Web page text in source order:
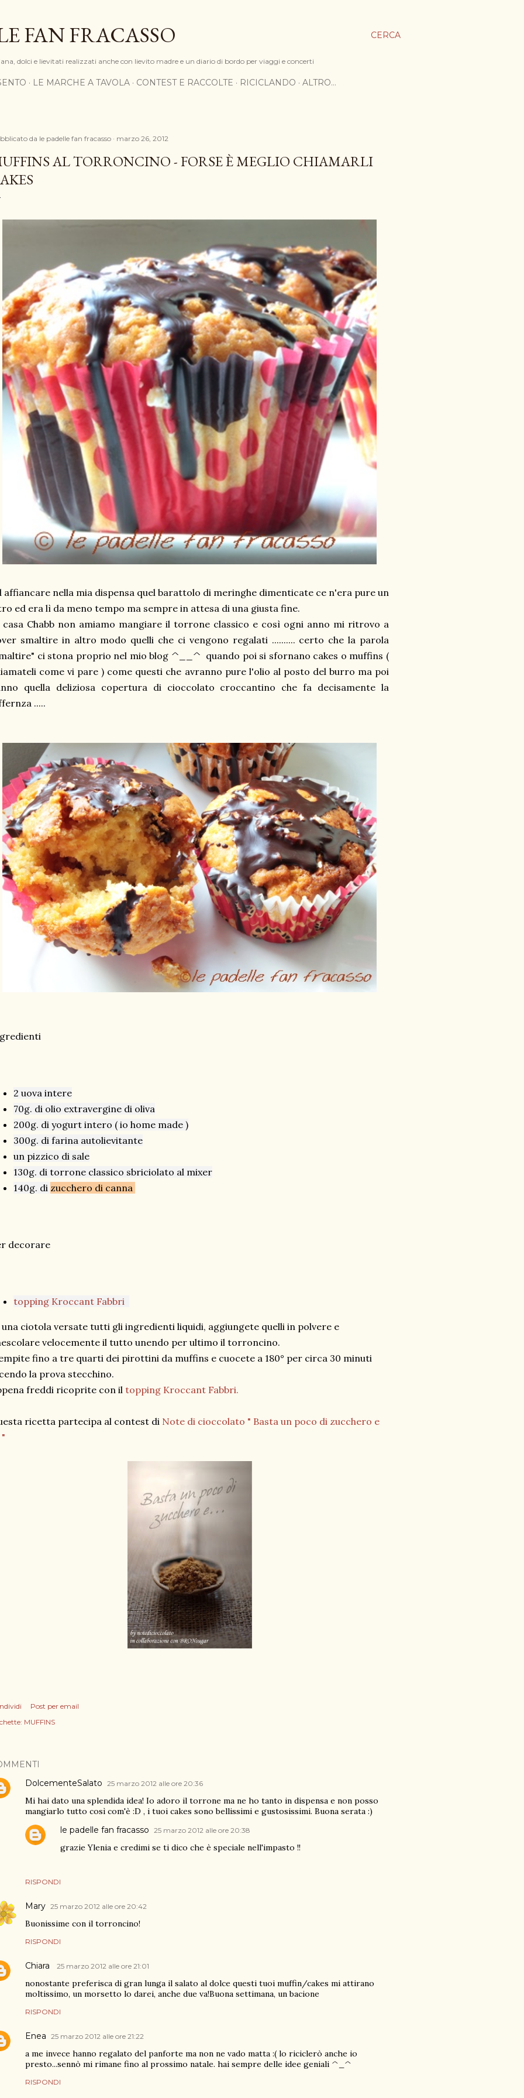
CERCA
FAN FRACASSO
dolci e lievitati realizzati anche con lievito madre e un diario di bordo per viaggi e concerti
LE MARCHE A TAVOLA CONTEST E RACCOLTE RICICLANDO ALTRO…
da le padelle fan fracasso marzo 26, 2012
AL TORRONCINO - FORSE È MEGLIO CHIAMARLI
affiancare nella mia dispensa quel barattolo di meringhe dimenticate ce n'era pure un
ed era lì da meno tempo ma sempre in attesa di una giusta fine.
Chabb non amiamo mangiare il torrone classico e così ogni anno mi ritrovo a
smaltire in altro modo quelli che ci vengono regalati .......... certo che la parola
ci stona proprio nel mio blog ^__^ quando poi si sfornano cakes o muffins (
come vi pare ) come questi che avranno pure l'olio al posto del burro ma poi
quella deliziosa copertura di cioccolato croccantino che fa decisamente la
.....
2 uova intere
70g. di olio extravergine di oliva
200g. di yogurt intero ( io home made )
300g. di farina autolievitante
un pizzico di sale
130g. di torrone classico sbriciolato al mixer
140g. di zucchero di canna
decorare
topping Kroccant Fabbri
ciotola versate tutti gli ingredienti liquidi, aggiungete quelli in polvere e
velocemente il tutto unendo per ultimo il torroncino.
fino a tre quarti dei pirottini da muffins e cuocete a 180° per circa 30 minuti
la prova stecchino.
freddi ricoprite con il topping Kroccant Fabbri.
ricetta partecipa al contest di Note di cioccolato " Basta un poco di zucchero e
Post per email
MUFFINS
DolcementeSalato 25 marzo 2012 alle ore 20:36
Mi hai dato una splendida idea! Io adoro il torrone ma ne ho tanto in dispensa e non posso
mangiarlo tutto così com'è :D , i tuoi cakes sono bellissimi e gustosissimi. Buona serata :)
RISPONDI
le padelle fan fracasso 25 marzo 2012 alle ore 20:38
grazie Ylenia e credimi se ti dico che è speciale nell'impasto !!
Mary 25 marzo 2012 alle ore 20:42
Buonissime con il torroncino!
RISPONDI
Chiara 25 marzo 2012 alle ore 21:01
nonostante preferisca di gran lunga il salato al dolce questi tuoi muffin/cakes mi attirano
moltissimo, un morsetto lo darei, anche due va!Buona settimana, un bacione
RISPONDI
Enea 25 marzo 2012 alle ore 21:22
a me invece hanno regalato del panforte ma non ne vado matta :( lo riciclerò anche io
presto...sennò mi rimane fino al prossimo natale. hai sempre delle idee geniali ^_^
RISPONDI